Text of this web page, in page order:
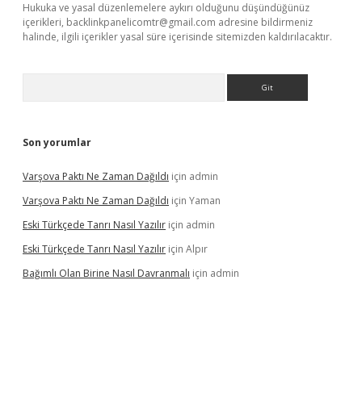
Hukuka ve yasal düzenlemelere aykırı olduğunu düşündüğünüz
içerikleri, backlinkpanelicomtr@gmail.com adresine bildirmeniz
halinde, ilgili içerikler yasal süre içerisinde sitemizden kaldırılacaktır.
Son yorumlar
Varşova Paktı Ne Zaman Dağıldı için admin
Varşova Paktı Ne Zaman Dağıldı için Yaman
Eski Türkçede Tanrı Nasıl Yazılır için admin
Eski Türkçede Tanrı Nasıl Yazılır için Alpır
Bağımlı Olan Birine Nasıl Davranmalı için admin